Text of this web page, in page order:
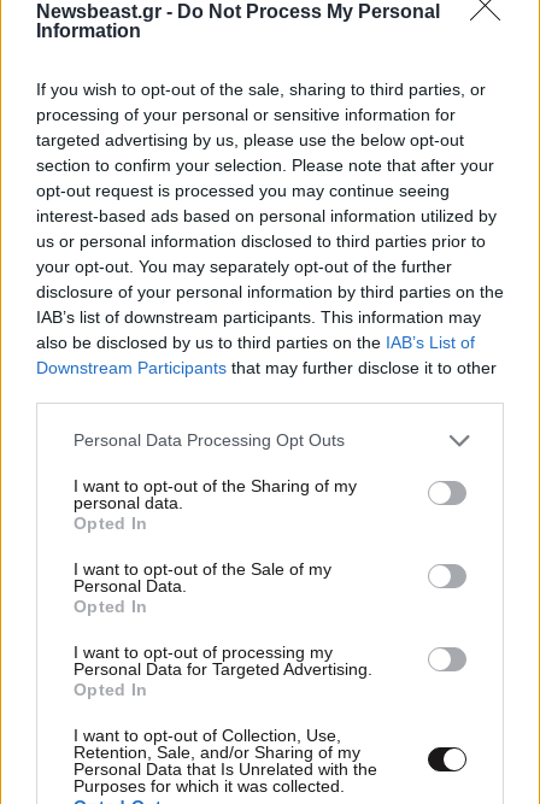
Newsbeast.gr - Do Not Process My Personal
Information
If you wish to opt-out of the sale, sharing to third parties, or
processing of your personal or sensitive information for
targeted advertising by us, please use the below opt-out
section to confirm your selection. Please note that after your
opt-out request is processed you may continue seeing
interest-based ads based on personal information utilized by
us or personal information disclosed to third parties prior to
your opt-out. You may separately opt-out of the further
disclosure of your personal information by third parties on the
IAB’s list of downstream participants. This information may
also be disclosed by us to third parties on the IAB’s List of
Downstream Participants that may further disclose it to other
Please note that this website/app uses one or more Google
not limited to your visit or usage behaviour. You may click to
grant or deny consent to Google and its third-party tags to
use your data for below specified purposes in below Google
consent section.
Personal Data Processing Opt Outs
I want to opt-out of the Sharing of my
personal data.
Opted In
I want to opt-out of the Sale of my
Personal Data.
Opted In
I want to opt-out of processing my
Personal Data for Targeted Advertising.
Opted In
I want to opt-out of Collection, Use,
Retention, Sale, and/or Sharing of my
Personal Data that Is Unrelated with the
Purposes for which it was collected.
Γρατσία στέλεχος του κόμματος
«Μωραίνει Κύριος…» – Η απάντηση Αυγερινού στην
και σχέδιο διαβολής